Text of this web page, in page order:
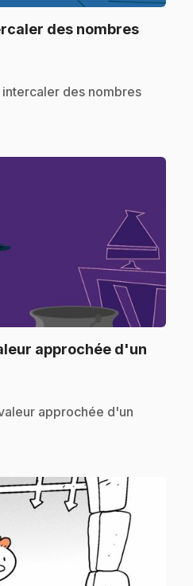
des nombres
des nombres
approchée d'un
approchée d'un